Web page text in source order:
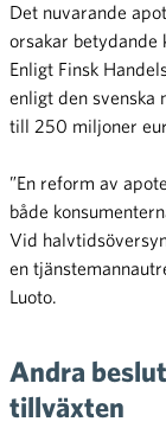
Det nuvarande
orsakar betydande
Enligt Finsk
enligt den svenska
till 250 miljoner
”En reform av
både
Vid
en
Luoto.
Andra
tillväxten